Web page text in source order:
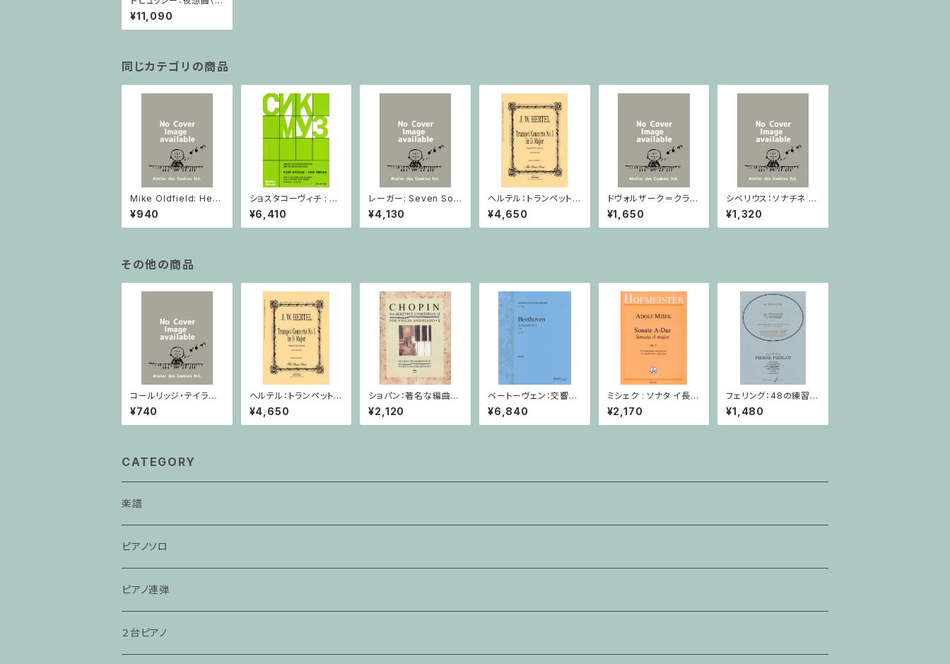
ューウィグ編） / フルス
コア
¥11,090
同じカテゴリの商品
Mike Oldfield: Herg
est Ridge / ピアノ
¥940
ショスタコーヴィチ : 2
つのヴァイオリンとピア
ノのための 5つの小品 /
ヴァイオリン2とピアノ
¥6,410
レーガー: Seven Son
atas op. 91 Heft 2 /
ヴァイオリン
¥4,130
ヘルテル：トランペット協
奏曲第1番 変ホ長調/
トランペット・ピアノ
¥4,650
ドヴォルザーク＝クライ
スラー：スラヴ幻想曲 ロ
短調 from Op.55-4,
Op.75 / ヴァイオリン
¥1,650
シベリウス：ソナチネ ホ
長調 Op.80 / ヴァイオ
リンとピアノ
¥1,320
その他の商品
コールリッジ・テイラー：
ディープリバー Op.59,
No.10 / ヴァイオリン・
ピアノ
¥740
ヘルテル：トランペット協
奏曲第1番 変ホ長調/
トランペット・ピアノ
¥4,650
ショパン：著名な編曲作
品集 第2巻 / ヴァイオリ
ン・ピアノ
¥2,120
ベートーヴェン：交響曲
第8番 / フルスコア
¥6,840
ミシェク : ソナタ イ長調
Op. 5 / コントラバスと
ピアノ
¥2,170
フェリング：48の練習曲
/ サクソフォーンorオー
ボエ
¥1,480
CATEGORY
楽譜
ピアノソロ
ピアノ連弾
２台ピアノ